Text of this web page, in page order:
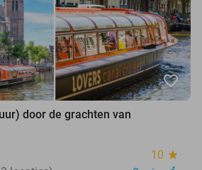
favorite_border
door de grachten van
10 star